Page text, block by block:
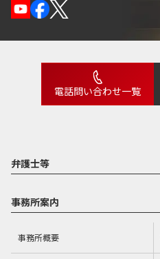
電話問い合わせ一覧
弁護士等
事務所案内
事務所概要